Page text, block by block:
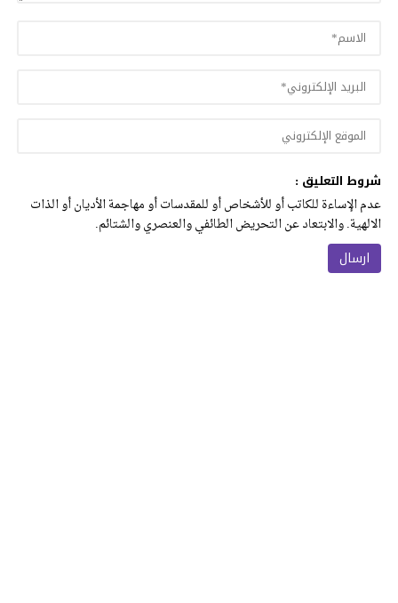
شروط التعليق :
عدم الإساءة للكاتب أو للأشخاص أو للمقدسات أو مهاجمة الأديان أو الذات
الالهية. والابتعاد عن التحريض الطائفي والعنصري والشتائم.